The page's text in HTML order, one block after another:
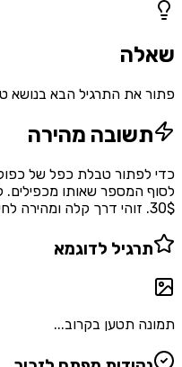
שאלה
פתור את התרגיל הבא בנושא
תשובה מהירה
30$. זוהי דרך קלה ומהירה לחישוב!
תרגיל לדוגמא
תמונה תטען בקרוב...